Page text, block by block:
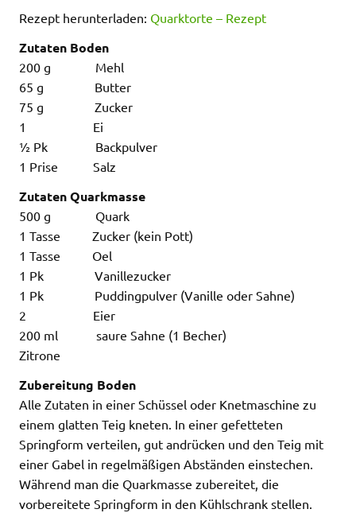
Rezept herunterladen: Quarktorte – Rezept
Zutaten Boden
200 g Mehl
65 g Butter
75 g Zucker
1 Ei
½ Pk Backpulver
1 Prise Salz
Zutaten Quarkmasse
500 g Quark
1 Tasse Zucker (kein Pott)
1 Tasse Oel
1 Pk Vanillezucker
1 Pk Puddingpulver (Vanille oder Sahne)
2 Eier
200 ml saure Sahne (1 Becher)
Zitrone
Zubereitung Boden
Alle Zutaten in einer Schüssel oder Knetmaschine zu
einem glatten Teig kneten. In einer gefetteten
Springform verteilen, gut andrücken und den Teig mit
einer Gabel in regelmäßigen Abständen einstechen.
Während man die Quarkmasse zubereitet, die
vorbereitete Springform in den Kühlschrank stellen.